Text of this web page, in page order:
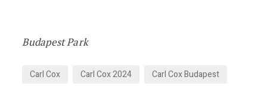
Budapest Park
Carl Cox Carl Cox 2024 Carl Cox Budapest